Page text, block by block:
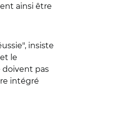
ainsi être
insiste
le
doivent pas
intégré